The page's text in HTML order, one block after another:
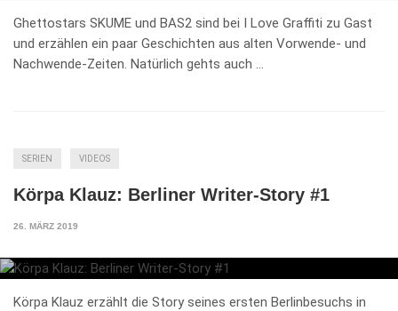
Ghettostars SKUME und BAS2 sind bei I Love Graffiti zu Gast
und erzählen ein paar Geschichten aus alten Vorwende- und
Nachwende-Zeiten. Natürlich gehts auch …
SERIEN VIDEOS
Körpa Klauz: Berliner Writer-Story #1
26. MÄRZ 2019
Körpa Klauz erzählt die Story seines ersten Berlinbesuchs in